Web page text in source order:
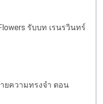
รับบท เรนรวินทร์
ยความทรงจำ ตอน